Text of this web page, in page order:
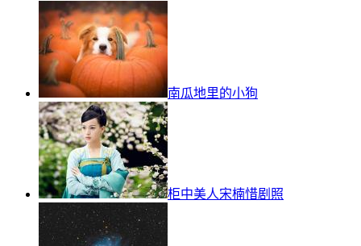
南瓜地里的小狗
柜中美人宋楠惜剧照